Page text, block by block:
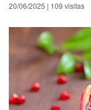
20/06/2025 | 109 visitas